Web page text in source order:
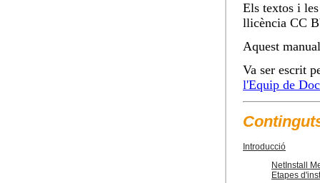
Els textos i
llicència CC
Aquest
Va ser escrit
l'Equip de
Introducció
NetInstall
Etapes